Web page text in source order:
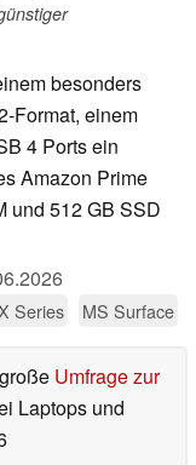
besonders
Format, einem
4 Ports ein
Amazon Prime
und 512 GB SSD
Series MS Surface
Umfrage zur
Laptops und